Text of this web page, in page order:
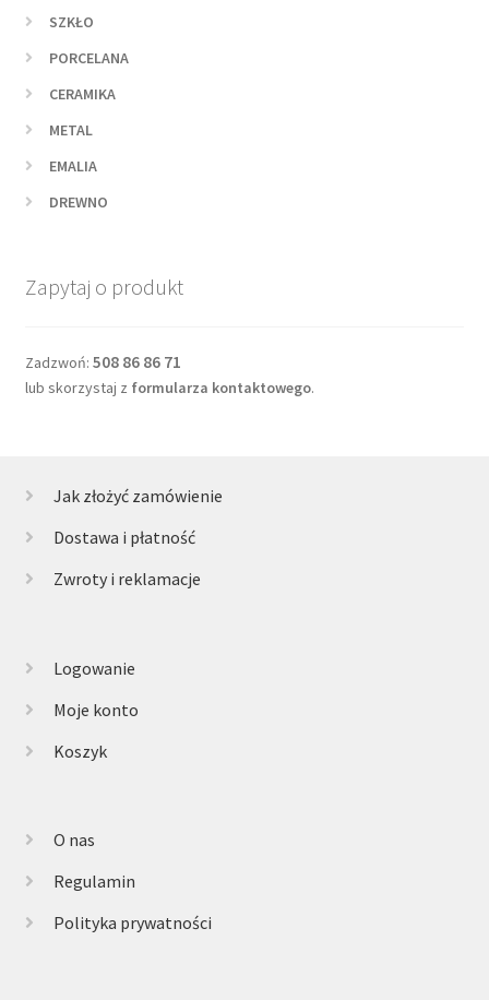
SZKŁO
PORCELANA
CERAMIKA
METAL
EMALIA
DREWNO
Zapytaj o produkt
Zadzwoń: 508 86 86 71
lub skorzystaj z formularza kontaktowego.
Jak złożyć zamówienie
Dostawa i płatność
Zwroty i reklamacje
Logowanie
Moje konto
Koszyk
O nas
Regulamin
Polityka prywatności